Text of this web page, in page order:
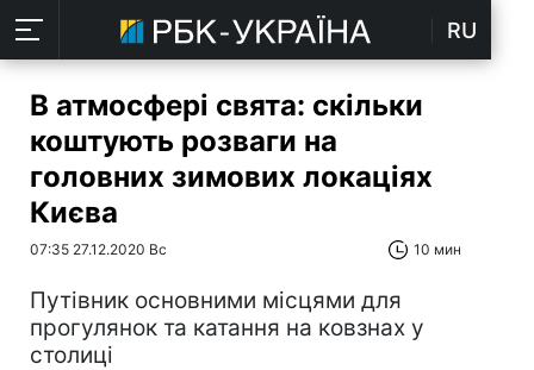
RU
В атмосфері свята: скільки
коштують розваги на
головних зимових локаціях
Києва
07:35 27.12.2020 Вс 10 мин
Путівник основними місцями для
прогулянок та катання на ковзнах у
столиці